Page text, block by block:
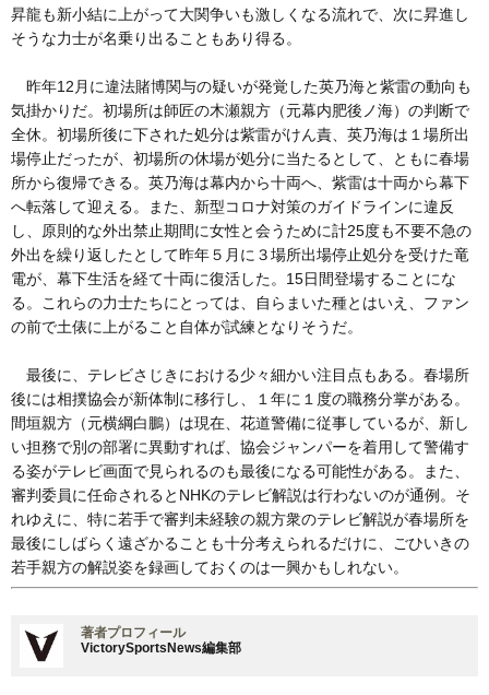
昇龍も新小結に上がって大関争いも激しくなる流れで、次に昇進し
そうな力士が名乗り出ることもあり得る。
昨年12月に違法賭博関与の疑いが発覚した英乃海と紫雷の動向も
気掛かりだ。初場所は師匠の木瀬親方（元幕内肥後ノ海）の判断で
全休。初場所後に下された処分は紫雷がけん責、英乃海は１場所出
場停止だったが、初場所の休場が処分に当たるとして、ともに春場
所から復帰できる。英乃海は幕内から十両へ、紫雷は十両から幕下
へ転落して迎える。また、新型コロナ対策のガイドラインに違反
し、原則的な外出禁止期間に女性と会うために計25度も不要不急の
外出を繰り返したとして昨年５月に３場所出場停止処分を受けた竜
電が、幕下生活を経て十両に復活した。15日間登場することにな
る。これらの力士たちにとっては、自らまいた種とはいえ、ファン
の前で土俵に上がること自体が試練となりそうだ。
最後に、テレビさじきにおける少々細かい注目点もある。春場所
後には相撲協会が新体制に移行し、１年に１度の職務分掌がある。
間垣親方（元横綱白鵬）は現在、花道警備に従事しているが、新し
い担務で別の部署に異動すれば、協会ジャンパーを着用して警備す
る姿がテレビ画面で見られるのも最後になる可能性がある。また、
審判委員に任命されるとNHKのテレビ解説は行わないのが通例。そ
れゆえに、特に若手で審判未経験の親方衆のテレビ解説が春場所を
最後にしばらく遠ざかることも十分考えられるだけに、ごひいきの
若手親方の解説姿を録画しておくのは一興かもしれない。
著者プロフィール
VictorySportsNews編集部